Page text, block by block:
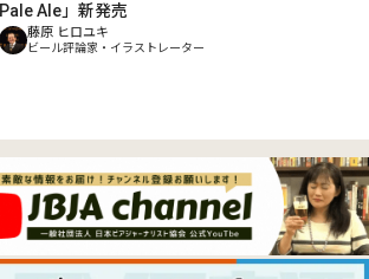
Pale Ale」新発売
藤原 ヒロユキ
ビール評論家・イラストレーター